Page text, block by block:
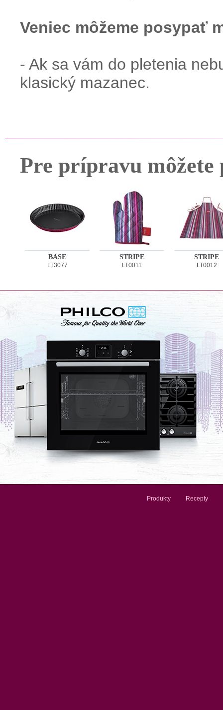
Veniec môžeme posypať
- Ak sa vám do pletenia
klasický mazanec.
Pre prípravu
BASE
LT3077
STRIPE
LT0011
STRIPE
LT0012
Produkty Recepty